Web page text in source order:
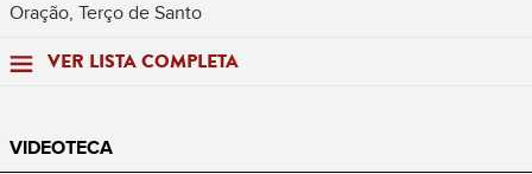
Oração, Terço de Santo
VER LISTA COMPLETA
VIDEOTECA